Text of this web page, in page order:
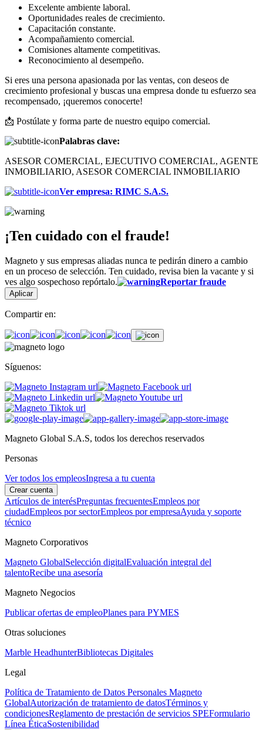
Excelente ambiente laboral.
Oportunidades reales de crecimiento.
Capacitación constante.
Acompañamiento comercial.
Comisiones altamente competitivas.
Reconocimiento al desempeño.
Si eres una persona apasionada por las ventas, con deseos de
crecimiento profesional y buscas una empresa donde tu esfuerzo sea
recompensado, ¡queremos conocerte!
📩 Postúlate y forma parte de nuestro equipo comercial.
Palabras clave:
ASESOR COMERCIAL, EJECUTIVO COMERCIAL, AGENTE
INMOBILIARIO, ASESOR COMERCIAL INMOBILIARIO
Ver empresa: RIMC S.A.S.
¡Ten cuidado con el fraude!
Magneto y sus empresas aliadas nunca te pedirán dinero a cambio
en un proceso de selección. Ten cuidado, revisa bien la vacante y si
ves algo sospechoso repórtalo.
Reportar fraude
Aplicar
Compartir en:
Síguenos:
Magneto Global S.A.S, todos los derechos reservados
Personas
Ver todos los empleosIngresa a tu cuenta
Crear cuenta
Artículos de interésPreguntas frecuentesEmpleos por
ciudadEmpleos por sectorEmpleos por empresaAyuda y soporte
técnico
Magneto Corporativos
Magneto GlobalSelección digitalEvaluación integral del
talentoRecibe una asesoría
Magneto Negocios
Publicar ofertas de empleoPlanes para PYMES
Otras soluciones
Marble HeadhunterBibliotecas Digitales
Legal
Política de Tratamiento de Datos Personales Magneto
GlobalAutorización de tratamiento de datosTérminos y
condicionesReglamento de prestación de servicios SPEFormulario
Línea ÉticaSostenibilidad